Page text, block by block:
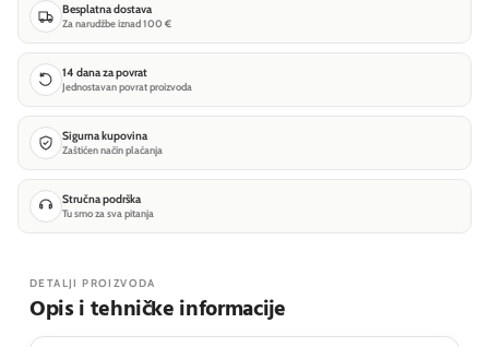
Besplatna dostava
Za narudžbe iznad 100 €
14 dana za povrat
Jednostavan povrat proizvoda
Sigurna kupovina
Zaštićen način plaćanja
Stručna podrška
Tu smo za sva pitanja
DETALJI PROIZVODA
Opis i tehničke informacije